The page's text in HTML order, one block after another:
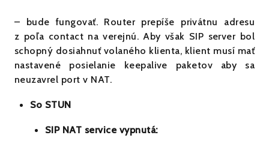
– bude fungovať. Router prepíše privátnu adresu
z poľa contact na verejnú. Aby však SIP server bol
schopný dosiahnuť volaného klienta, klient musí mať
nastavené posielanie keepalive paketov aby sa
neuzavrel port v NAT.
So STUN
SIP NAT service vypnutá: